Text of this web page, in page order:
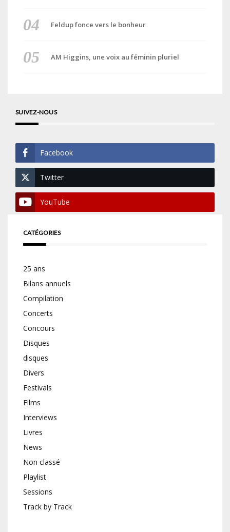
Feldup fonce vers le bonheur
AM Higgins, une voix au féminin pluriel
SUIVEZ-NOUS
Facebook
Twitter
YouTube
CATÉGORIES
25 ans
Bilans annuels
Compilation
Concerts
Concours
Disques
disques
Divers
Festivals
Films
Interviews
Livres
News
Non classé
Playlist
Sessions
Track by Track